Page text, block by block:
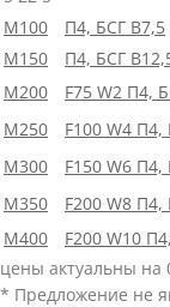
М100
П4, БСГ В7,5
М150
П4, БСГ
М200
F75 W2 П4,
М250
F100 W4 П4,
М300
F150 W6
М350
F200 W8 П4,
М400
F200 W10
цены актуальны на
* Предложение не